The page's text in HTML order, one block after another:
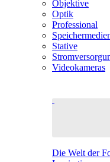
Objektive
Optik
Professional
Stative
Videokameras
Die Welt der